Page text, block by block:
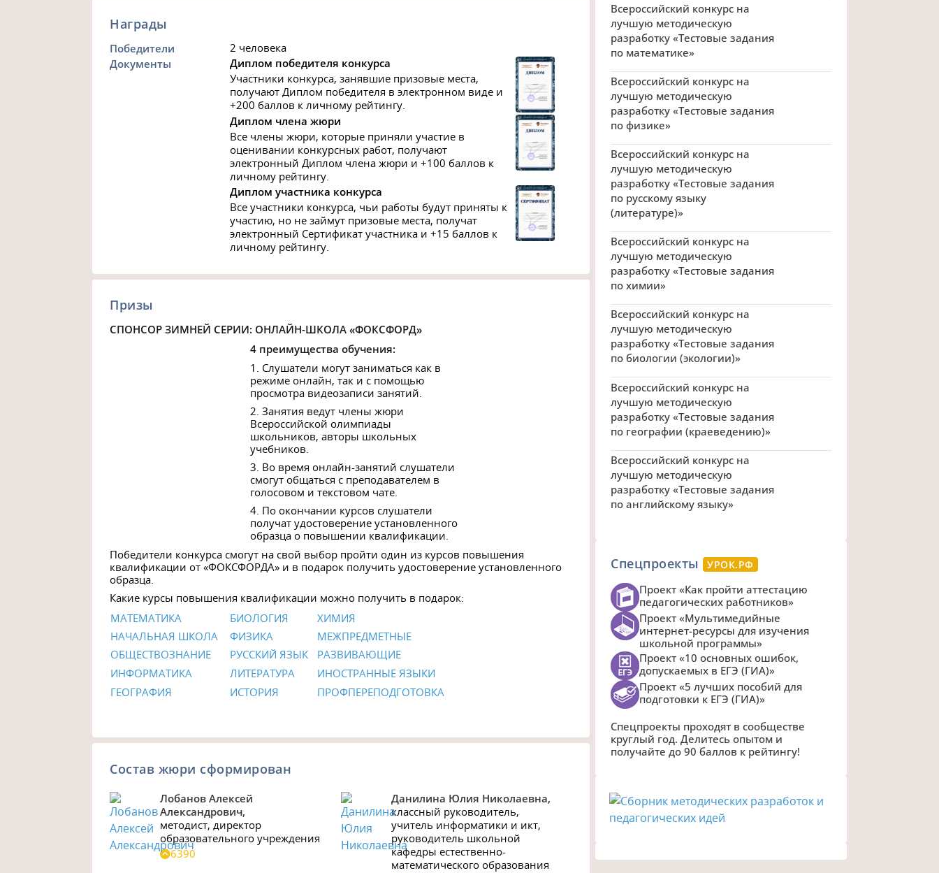
Награды
Победители
2 человека
Документы
Диплом победителя конкурса
Участники конкурса, занявшие призовые места,
получают Диплом победителя в электронном виде и
+200 баллов к личному рейтингу.
Диплом члена жюри
Все члены жюри, которые приняли участие в
оценивании конкурсных работ, получают
электронный Диплом члена жюри и +100 баллов к
личному рейтингу.
Диплом участника конкурса
Все участники конкурса, чьи работы будут приняты к
участию, но не займут призовые места, получат
электронный Сертификат участника и +15 баллов к
личному рейтингу.
Призы
СПОНСОР ЗИМНЕЙ СЕРИИ: ОНЛАЙН-ШКОЛА «ФОКСФОРД»
4 преимущества обучения:
1. Слушатели могут заниматься как в
режиме онлайн, так и с помощью
просмотра видеозаписи занятий.
2. Занятия ведут члены жюри
Всероссийской олимпиады
школьников, авторы школьных
учебников.
3. Во время онлайн-занятий слушатели
смогут общаться с преподавателем в
голосовом и текстовом чате.
4. По окончании курсов слушатели
получат удостоверение установленного
образца о повышении квалификации.
Победители конкурса смогут на свой выбор пройти один из курсов повышения
квалификации от «ФОКСФОРДА» и в подарок получить удостоверение установленного
образца.
Какие курсы повышения квалификации можно получить в подарок:
МАТЕМАТИКА
БИОЛОГИЯ
ХИМИЯ
НАЧАЛЬНАЯ ШКОЛА
ФИЗИКА
МЕЖПРЕДМЕТНЫЕ
ОБЩЕСТВОЗНАНИЕ
РУССКИЙ ЯЗЫК
РАЗВИВАЮЩИЕ
ИНФОРМАТИКА
ЛИТЕРАТУРА
ИНОСТРАННЫЕ ЯЗЫКИ
ГЕОГРАФИЯ
ИСТОРИЯ ПРОФПЕРЕПОДГОТОВКА
Состав жюри сформирован
Лобанов Алексей
Александрович,
методист,директор
образовательного учреждения
6390
Данилина Юлия Николаевна,
классный руководитель,
учитель информатики и икт,
руководитель школьной
кафедры естественно-
математического образования
Всероссийский конкурс на
лучшую методическую
разработку «Тестовые задания
по математике»
Всероссийский конкурс на
лучшую методическую
разработку «Тестовые задания
по физике»
Всероссийский конкурс на
лучшую методическую
разработку «Тестовые задания
по русскому языку
(литературе)»
Всероссийский конкурс на
лучшую методическую
разработку «Тестовые задания
по химии»
Всероссийский конкурс на
лучшую методическую
разработку «Тестовые задания
по биологии (экологии)»
Всероссийский конкурс на
лучшую методическую
разработку «Тестовые задания
по географии (краеведению)»
Всероссийский конкурс на
лучшую методическую
разработку «Тестовые задания
по английскому языку»
Спецпроекты УРОК.РФ
Проект «Как пройти аттестацию
педагогических работников»
Проект «Мультимедийные
интернет-ресурсы для изучения
школьной программы»
Проект «10 основных ошибок,
допускаемых в ЕГЭ (ГИА)»
Проект «5 лучших пособий для
подготовки к ЕГЭ (ГИА)»
Спецпроекты проходят в сообществе
круглый год. Делитесь опытом и
получайте до 90 баллов к рейтингу!